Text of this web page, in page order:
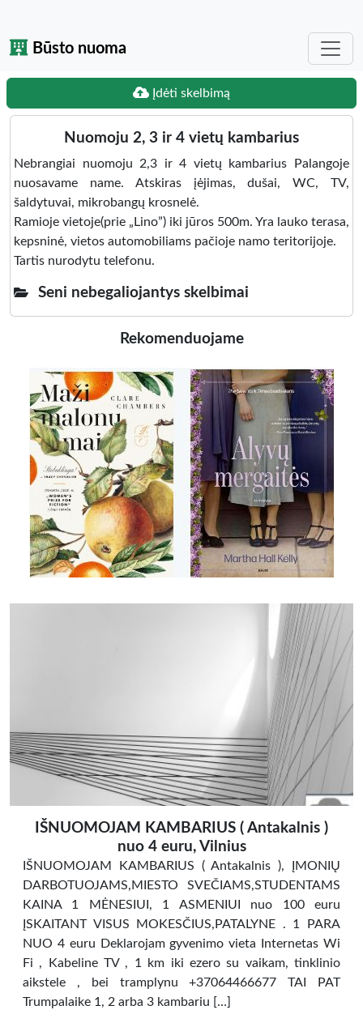
Būsto nuoma
Įdėti skelbimą
Nuomoju 2, 3 ir 4 vietų kambarius
Nebrangiai nuomoju 2,3 ir 4 vietų kambarius Palangoje
nuosavame name. Atskiras įėjimas, dušai, WC, TV,
šaldytuvai, mikrobangų krosnelė.
Ramioje vietoje(prie „Lino”) iki jūros 500m. Yra lauko terasa,
kepsninė, vietos automobiliams pačioje namo teritorijoje.
Tartis nurodytu telefonu.
Seni nebegaliojantys skelbimai
Rekomenduojame
IŠNUOMOJAM KAMBARIUS ( Antakalnis )
nuo 4 euru, Vilnius
IŠNUOMOJAM KAMBARIUS ( Antakalnis ), ĮMONIŲ
DARBOTUOJAMS,MIESTO SVEČIAMS,STUDENTAMS
KAINA 1 MĖNESIUI, 1 ASMENIUI nuo 100 euru
ĮSKAITANT VISUS MOKESČIUS,PATALYNE . 1 PARA
NUO 4 euru Deklarojam gyvenimo vieta Internetas Wi
Fi , Kabeline TV , 1 km iki ezero su vaikam, tinklinio
aikstele , bei tramplynu +37064466677 TAI PAT
Trumpalaike 1, 2 arba 3 kambariu […]